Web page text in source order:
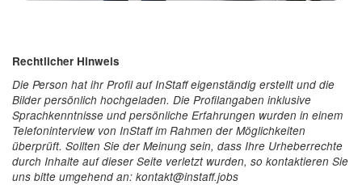
Rechtlicher Hinweis
Die Person hat ihr Profil auf InStaff eigenständig erstellt und die
Bilder persönlich hochgeladen. Die Profilangaben inklusive
Sprachkenntnisse und persönliche Erfahrungen wurden in einem
Telefoninterview von InStaff im Rahmen der Möglichkeiten
überprüft. Sollten Sie der Meinung sein, dass Ihre Urheberrechte
durch Inhalte auf dieser Seite verletzt wurden, so kontaktieren Sie
uns bitte umgehend an: kontakt@instaff.jobs